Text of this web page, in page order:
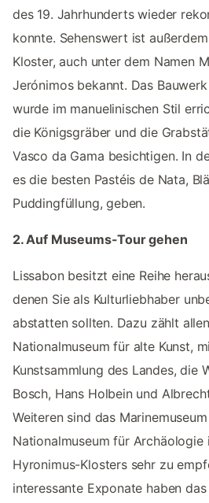
des 19. Jahrhunderts wieder
konnte. Sehenswert ist
Kloster, auch unter dem Namen
Jerónimos bekannt. Das
wurde im manuelinischen Stil
die Königsgräber und die
Vasco da Gama besichtigen. In
es die besten Pastéis de Nata,
Puddingfüllung, geben.
2. Auf Museums-Tour gehen
Lissabon besitzt eine Reihe
denen Sie als Kulturliebhaber
abstatten sollten. Dazu zählt
Nationalmuseum für alte Kunst,
Kunstsammlung des Landes, die
Bosch, Hans Holbein und
Weiteren sind das
Nationalmuseum für Archäologie
Hyronimus-Klosters sehr zu
interessante Exponate haben